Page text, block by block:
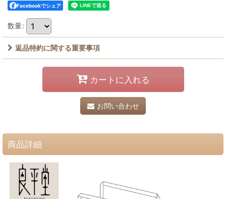
Facebookでシェア
数量:
返品特約に関する重要事項
カートに入れる
お問い合わせ
商品詳細